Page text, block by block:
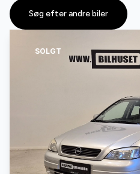
SOLGT
Søg efter andre biler